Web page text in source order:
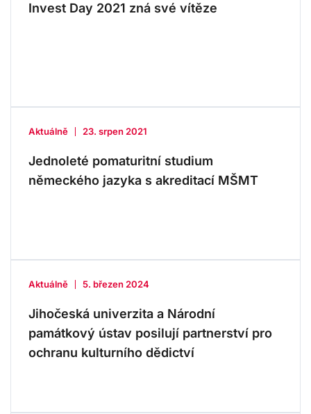
Invest Day 2021 zná své vítěze
Aktuálně 23. srpen 2021
Jednoleté pomaturitní studium
německého jazyka s akreditací MŠMT
Aktuálně 5. březen 2024
Jihočeská univerzita a Národní
památkový ústav posilují partnerství pro
ochranu kulturního dědictví